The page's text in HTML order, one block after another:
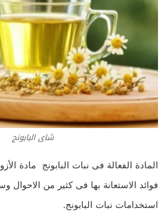
شاى البابونج
المادة الفعالة فى نبات البابونج مادة
فوائد الاستعانة بها فى كثير من
استخدامات نبات البابونج.